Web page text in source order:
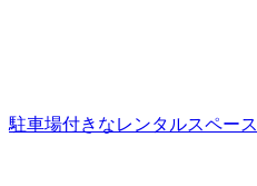
駐車場付きなレンタルスペース